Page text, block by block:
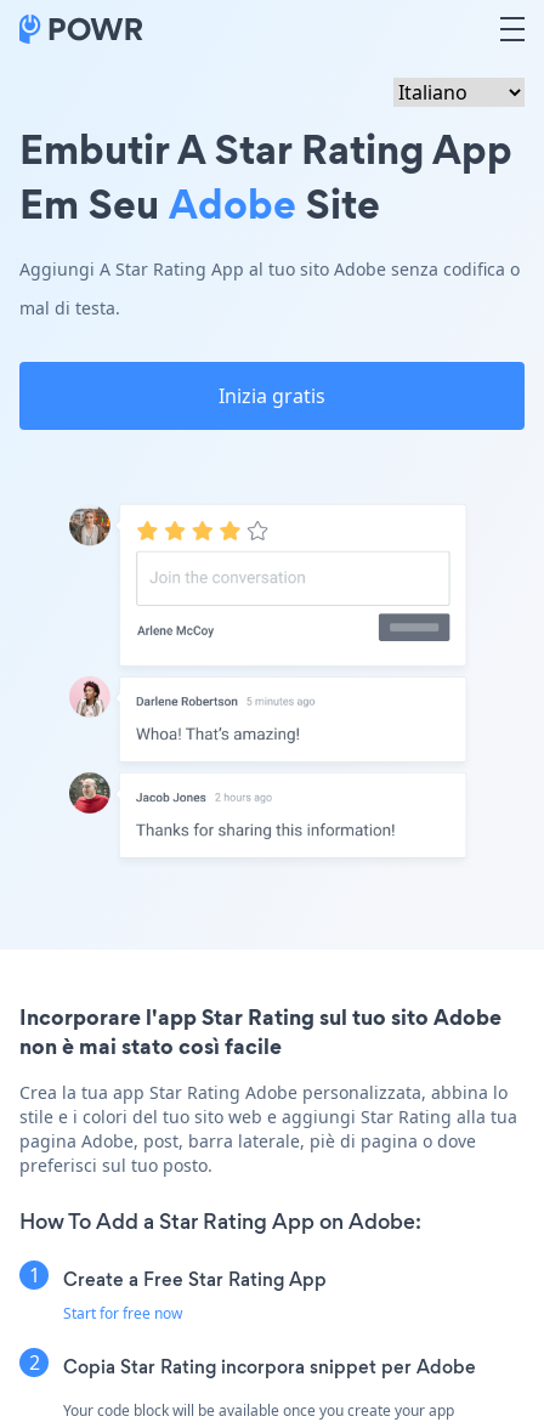
Embutir A Star Rating App
Em Seu AdobeSite
Aggiungi A Star Rating App al tuo sito Adobe senza codifica o
mal di testa.
Inizia gratis
Incorporare l'app Star Rating sul tuo sito Adobe
non è mai stato così facile
Crea la tua app Star Rating Adobe personalizzata, abbina lo
stile e i colori del tuo sito web e aggiungi Star Rating alla tua
pagina Adobe, post, barra laterale, piè di pagina o dove
preferisci sul tuo posto.
How To Add a Star Rating App on Adobe:
Create a Free Star Rating App
Start for free now
Copia Star Rating incorpora snippet per Adobe
Your code block will be available once you create your app